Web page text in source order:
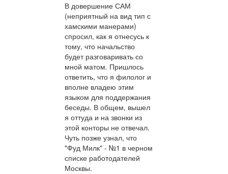
В довершение САМ
(неприятный на вид тип с
хамскими манерами)
спросил, как я отнесусь к
тому, что начальство
будет разговаривать со
мной матом. Пришлось
ответить, что я филолог и
вполне владею этим
языком для поддержания
беседы. В общем, вышел
я оттуда и на звонки из
этой конторы не отвечал.
Чуть позже узнал, что
"Фуд Милк" - №1 в черном
списке работодателей
Москвы.